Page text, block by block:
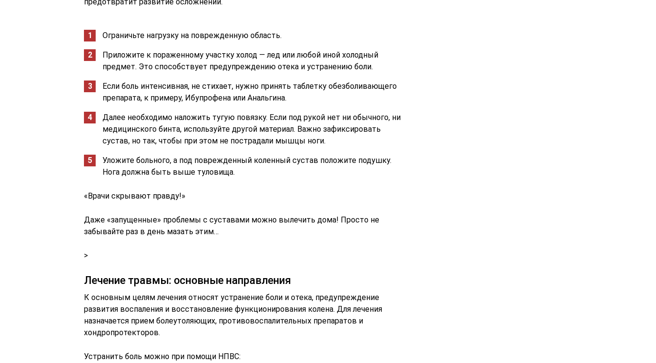
Ограничьте нагрузку на поврежденную область.
Приложите к пораженному участку холод — лед или любой иной холодный
предмет. Это способствует предупреждению отека и устранению боли.
Если боль интенсивная, не стихает, нужно принять таблетку обезболивающего
препарата, к примеру, Ибупрофена или Анальгина.
Далее необходимо наложить тугую повязку. Если под рукой нет ни обычного, ни
медицинского бинта, используйте другой материал. Важно зафиксировать
сустав, но так, чтобы при этом не пострадали мышцы ноги.
Уложите больного, а под поврежденный коленный сустав положите подушку.
Нога должна быть выше туловища.
«Врачи скрывают правду!»
Даже «запущенные» проблемы с суставами можно вылечить дома! Просто не
забывайте раз в день мазать этим…
>
Лечение травмы: основные направления
К основным целям лечения относят устранение боли и отека, предупреждение
развития воспаления и восстановление функционирования колена. Для лечения
назначается прием болеутоляющих, противовоспалительных препаратов и
хондропротекторов.
Устранить боль можно при помощи НПВС: